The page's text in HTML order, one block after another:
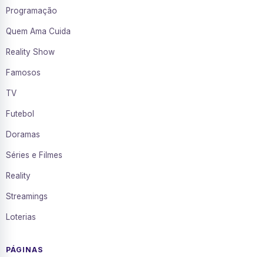
Programação
Quem Ama Cuida
Reality Show
Famosos
TV
Futebol
Doramas
Séries e Filmes
Reality
Streamings
Loterias
PÁGINAS